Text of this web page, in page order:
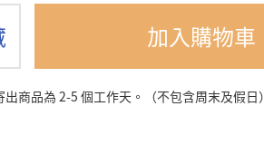
加入購物車
商品為 2-5 個工作天。（不包含周末及假日）